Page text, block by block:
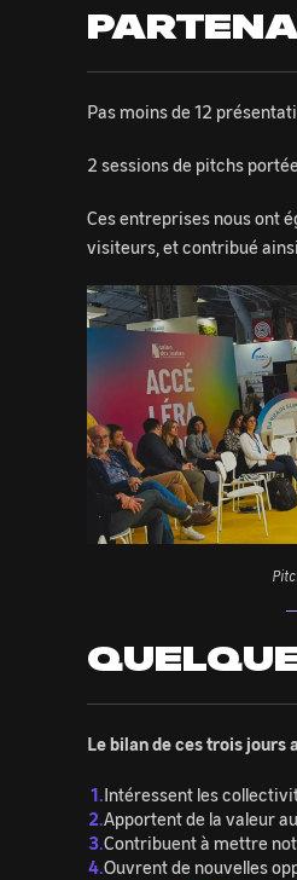
Pas moins de 12
2 sessions de pitchs
Ces entreprises nous ont
visiteurs, et contribué
Image
Le bilan de ces trois jours
Intéressent les
Apportent de la valeur
Contribuent à mettre
Ouvrent de nouvelles